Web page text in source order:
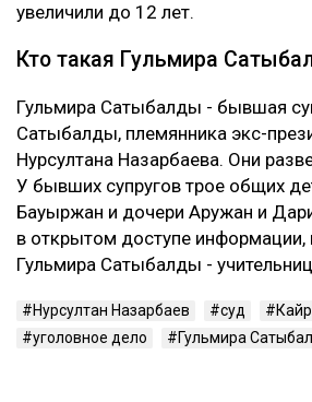
увеличили до 12 лет.
Кто такая Гульмира
Гульмира Сатыбалды - бывшая
Сатыбалды, племянника экс-
Нурсултана Назарбаева. Они
У бывших супругов трое общих
Бауыржан и дочери Аружан и
в открытом доступе информации,
Гульмира Сатыбалды -
Нурсултан Назарбаев суд
уголовное дело
Гульмира